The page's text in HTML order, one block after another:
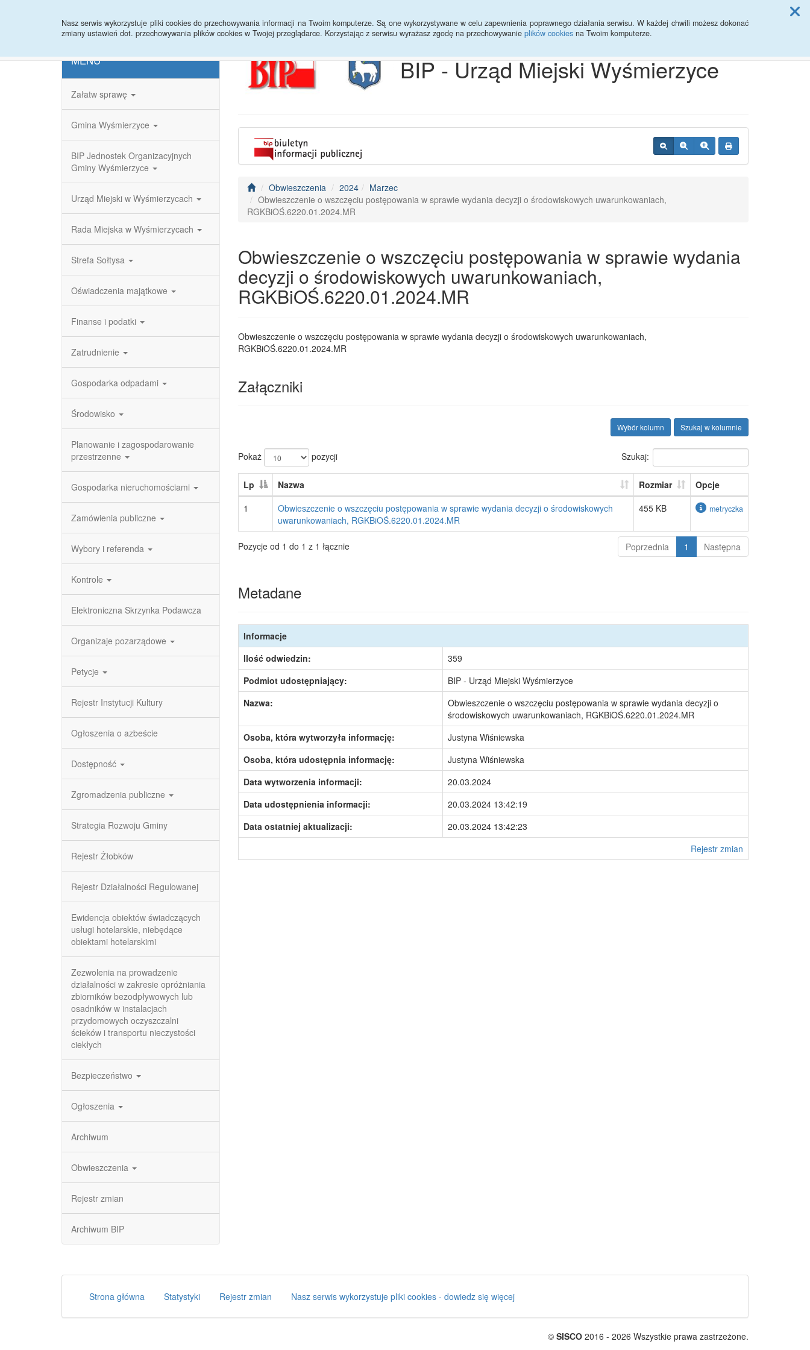
Nasz serwis wykorzystuje pliki cookies do przechowywania informacji na Twoim komputerze. Są one wykorzystywane w celu zapewnienia poprawnego działania serwisu. W każdej chwili możesz dokonać
zmiany ustawień dot. przechowywania plików cookies w Twojej przeglądarce. Korzystając z serwisu wyrażasz zgodę na przechowywanie plików cookies na Twoim komputerze.
Przycisk wyszukaj duży
MENU
Załatw sprawę
Gmina Wyśmierzyce
BIP Jednostek Organizacyjnych
Gminy Wyśmierzyce
Urząd Miejski w Wyśmierzycach
Rada Miejska w Wyśmierzycach
Strefa Sołtysa
Oświadczenia majątkowe
Finanse i podatki
Zatrudnienie
Gospodarka odpadami
Środowisko
Planowanie i zagospodarowanie
przestrzenne
Gospodarka nieruchomościami
Zamówienia publiczne
Wybory i referenda
Kontrole
Elektroniczna Skrzynka Podawcza
Organizaje pozarządowe
Petycje
Rejestr Instytucji Kultury
Ogłoszenia o azbeście
Dostępność
Zgromadzenia publiczne
Strategia Rozwoju Gminy
Rejestr Żłobków
Rejestr Działalności Regulowanej
Ewidencja obiektów świadczących
usługi hotelarskie, niebędące
obiektami hotelarskimi
Zezwolenia na prowadzenie
działalności w zakresie opróżniania
zbiorników bezodpływowych lub
osadników w instalacjach
przydomowych oczyszczalni
ścieków i transportu nieczystości
ciekłych
Bezpieczeństwo
Ogłoszenia
Archiwum
Obwieszczenia
Rejestr zmian
Archiwum BIP
BIP - Urząd Miejski Wyśmierzyce
Obwieszczenia 2024
Marzec
Obwieszczenie o wszczęciu postępowania w sprawie wydania decyzji o środowiskowych uwarunkowaniach,
RGKBiOŚ.6220.01.2024.MR
Obwieszczenie o wszczęciu postępowania w sprawie wydania
decyzji o środowiskowych uwarunkowaniach,
RGKBiOŚ.6220.01.2024.MR
Obwieszczenie o wszczęciu postępowania w sprawie wydania decyzji o środowiskowych uwarunkowaniach,
RGKBiOŚ.6220.01.2024.MR
Załączniki
Szukaj w kolumnie
Wybór kolumn
Pokaż pozycji Szukaj:
Lp Nazwa Rozmiar
Opcje
1
Obwieszczenie o wszczęciu postępowania w sprawie wydania decyzji o środowiskowych
uwarunkowaniach, RGKBiOŚ.6220.01.2024.MR
455 KB metryczka
Pozycje od 1 do 1 z 1 łącznie Poprzednia 1 Następna
Metadane
Informacje
Ilość odwiedzin:
359
Podmiot udostępniający:
BIP - Urząd Miejski Wyśmierzyce
Nazwa:
Obwieszczenie o wszczęciu postępowania w sprawie wydania decyzji o
środowiskowych uwarunkowaniach, RGKBiOŚ.6220.01.2024.MR
Osoba, która wytworzyła informację:
Justyna Wiśniewska
Osoba, która udostępnia informację:
Justyna Wiśniewska
Data wytworzenia informacji:
20.03.2024
Data udostępnienia informacji:
20.03.2024 13:42:19
Data ostatniej aktualizacji:
20.03.2024 13:42:23
Rejestr zmian
Strona główna Statystyki Rejestr zmian Nasz serwis wykorzystuje pliki cookies - dowiedz się więcej
© SISCO 2016 - 2026 Wszystkie prawa zastrzeżone.